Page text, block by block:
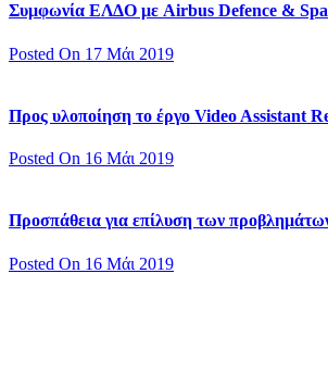
Συμφωνία ΕΛΔΟ με Airbus Defence &
Posted On 17 Μάι 2019
Προς υλοποίηση το έργο Video Assistant
Posted On 16 Μάι 2019
Προσπάθεια για επίλυση των
Posted On 16 Μάι 2019